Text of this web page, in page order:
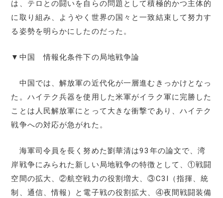
は、テロとの闘いを自らの問題として積極的かつ主体的
に取り組み、ようやく世界の国々と一致結束して努力す
る姿勢を明らかにしたのだった。
▼中国 情報化条件下の局地戦争論
中国では、解放軍の近代化が一層進むきっかけとなっ
た。ハイテク兵器を使用した米軍がイラク軍に完勝した
ことは人民解放軍にとって大きな衝撃であり、ハイテク
戦争への対応が急がれた。
海軍司令員を長く努めた劉華清は93年の論文で、湾
岸戦争にみられた新しい局地戦争の特徴として、①戦闘
空間の拡大、②航空戦力の役割増大、③C3I（指揮、統
制、通信、情報）と電子戦の役割拡大、④夜間戦闘装備